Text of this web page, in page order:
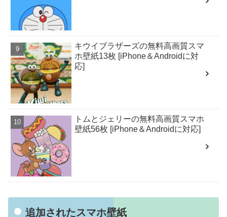
キウイブラザーズの無料高画質スマ
ホ壁紙13枚 [iPhone＆Androidに対
応]
トムとジェリーの無料高画質スマホ
壁紙56枚 [iPhone＆Androidに対応]
追加されたスマホ壁紙